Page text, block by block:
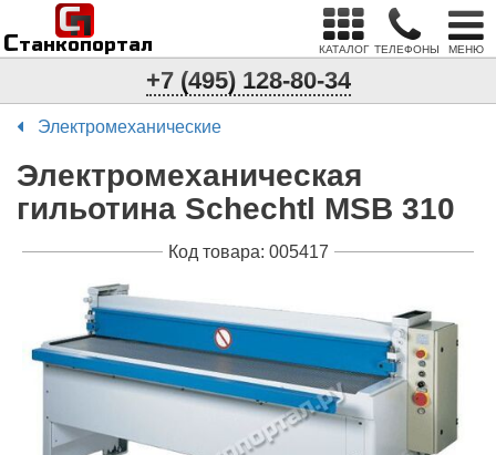
Станкопортал
п
С
КАТАЛОГ ТЕЛЕФОНЫ МЕНЮ
+7 (495) 128-80-34
Электромеханические
Электромеханическая
гильотина Schechtl MSB 310
Код товара: 005417